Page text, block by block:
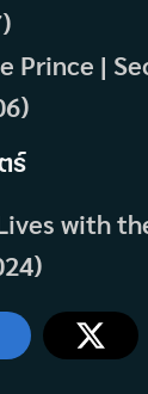
Prince |
ร์
with